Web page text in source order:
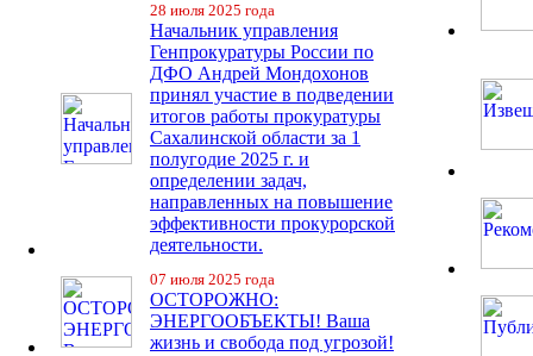
28 июля 2025 года
Начальник управления
Генпрокуратуры России по
ДФО Андрей Мондохонов
принял участие в подведении
итогов работы прокуратуры
Сахалинской области за 1
полугодие 2025 г. и
определении задач,
направленных на повышение
эффективности прокурорской
деятельности.
07 июля 2025 года
ОСТОРОЖНО:
ЭНЕРГООБЪЕКТЫ! Ваша
жизнь и свобода под угрозой!